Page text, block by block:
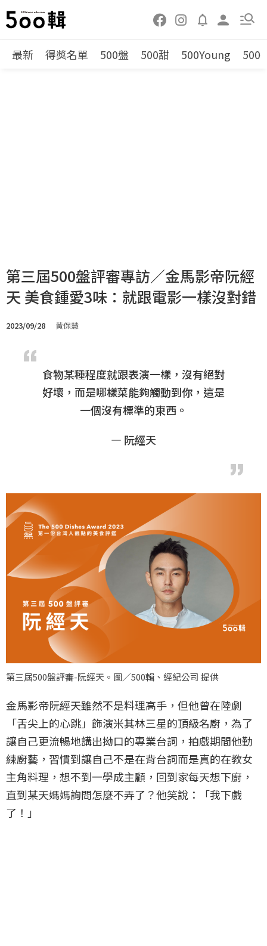
最新 得獎名單 500盤 500甜 500Young 500
第三屆500盤評審專訪／金馬影帝阮經
天 美食鍾愛3味：就跟電影一樣沒對錯
2023/09/28 黃保慧
食物某種程度就跟表演一樣，沒有絕對
好壞，而是哪樣菜能夠觸動到你，這是
一個沒有標準的東西。
— 阮經天
第三屆500盤評審-阮經天。圖／500輯、經紀公司 提供
金馬影帝阮經天雖然不是料理高手，但他曾在陸劇
「舌尖上的心跳」飾演米其林三星的頂級名廚，為了
讓自己更流暢地講出拗口的專業台詞，拍戲期間他勤
練廚藝，習慣到讓自己不是在背台詞而是真的在教女
主角料理，想不到一學成主顧，回到家每天想下廚，
直到某天媽媽詢問怎麼不弄了？他笑說：「我下戲
了！」